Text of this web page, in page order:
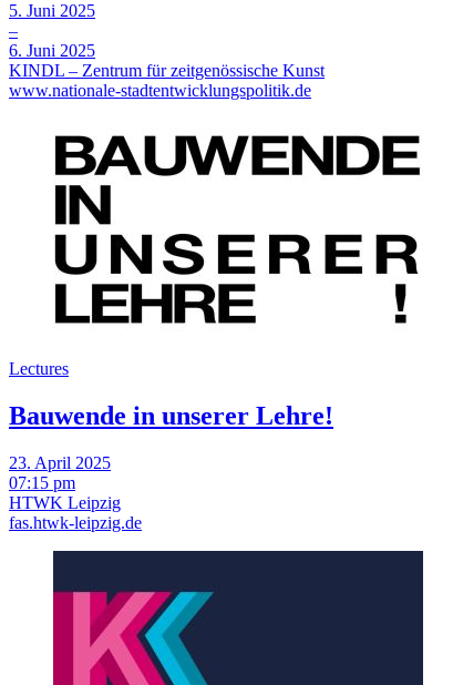
5. Juni 2025
–
6. Juni 2025
KINDL – Zentrum für zeitgenössische Kunst
www.nationale-stadtentwicklungspolitik.de
Lectures
Bauwende in unserer Lehre!
23. April 2025
07:15 pm
HTWK Leipzig
fas.htwk-leipzig.de